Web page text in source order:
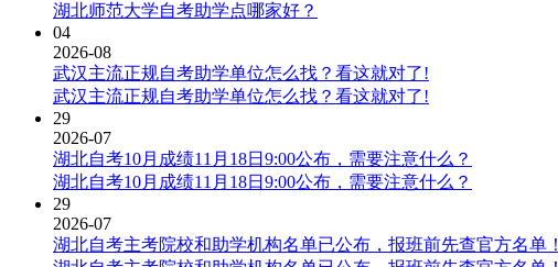
湖北师范大学自考助学点哪家好？
04
2026-08
武汉主流正规自考助学单位怎么找？看这就对了!
武汉主流正规自考助学单位怎么找？看这就对了!
29
2026-07
湖北自考10月成绩11月18日9:00公布，需要注意什么？
湖北自考10月成绩11月18日9:00公布，需要注意什么？
29
2026-07
湖北自考主考院校和助学机构名单已公布，报班前先查官方名单！